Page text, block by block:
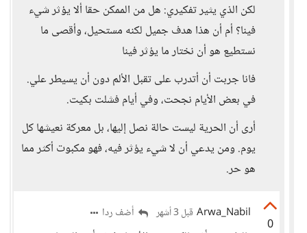
لكن الذي يثير تفكيري: هل من الممكن حقا ألا يؤثر شيء
فينا؟ أم أن هذا هدف جميل لكنه مستحيل، وأقصى ما
نستطيع هو أن نختار ما يؤثر فينا
فانا جربت أن أتدرب على تقبل الألم دون أن يسيطر علي.
في بعض الأيام نجحت، وفي أيام فشلت بكيت.
أرى أن الحرية ليست حالة نصل إليها، بل معركة نعيشها كل
يوم. ومن يدعي أن لا شيء يؤثر فيه، فهو مكبوت أكثر مما
هو حر.
0
Arwa_Nabil قبل 3 أشهر أضف ردا